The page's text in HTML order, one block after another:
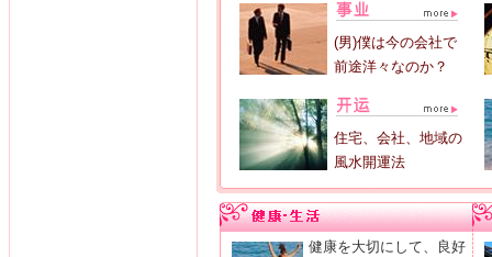
(男)僕は今の会社で
前途洋々なのか？
住宅、会社、地域の
風水開運法
健康を大切にして、良好